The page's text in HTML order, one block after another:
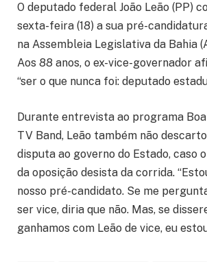
O deputado federal João Leão (PP)
sexta-feira (18) a sua pré-
na Assembleia Legislativa da Bahia
Aos 88 anos, o ex-vice-governador
“ser o que nunca foi: deputado
Durante entrevista ao programa
TV Band, Leão também não
disputa ao governo do Estado, caso
da oposição desista da corrida.
nosso pré-candidato. Se me
ser vice, diria que não. Mas, se
ganhamos com Leão de vice, eu